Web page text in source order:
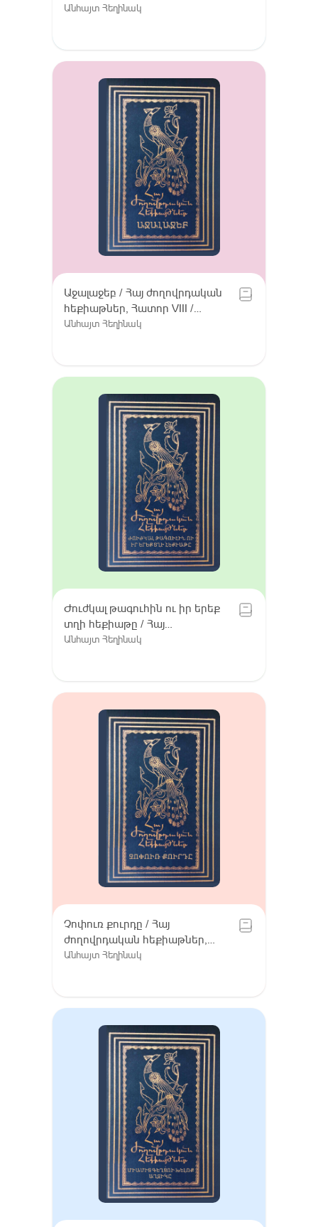
Գուգարք (Լոռի), Լոռու բարբառ
Անհայտ Հեղինակ
Աջալաջեբ / Հայ ժողովրդական
հեքիաթներ, Հատոր VIII /
Գուգարք (Լոռի), Լոռու բարբառ
Անհայտ Հեղինակ
Ժուժկալ թագուհին ու իր երեք
տղի հեքիաթը / Հայ
ժողովրդական հեքիաթներ,
Անհայտ Հեղինակ
Չոփուռ քուրդը / Հայ
ժողովրդական հեքիաթներ,
Հատոր VIII / Գուգարք (Լոռի),
Անհայտ Հեղինակ